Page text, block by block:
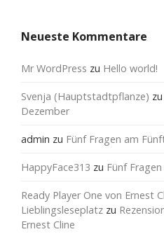
Neueste Kommentare
Mr WordPress zu Hello world!
Svenja (Hauptstadtpflanze) zu
Dezember
admin zu Fünf Fragen am
HappyFace313 zu Fünf
Ready Player One von Ernest
Lieblingsleseplatz zu
Ernest Cline